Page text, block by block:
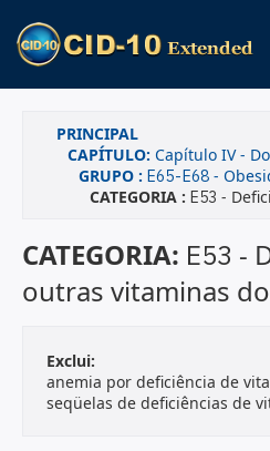
PRINCIPAL
CAPÍTULO: Capítulo IV - Doenças
GRUPO : E65-E68 -
CATEGORIA : E53 -
CATEGORIA: E53 -
outras vitaminas
Exclui:
anemia por deficiência de
seqüelas de deficiências de